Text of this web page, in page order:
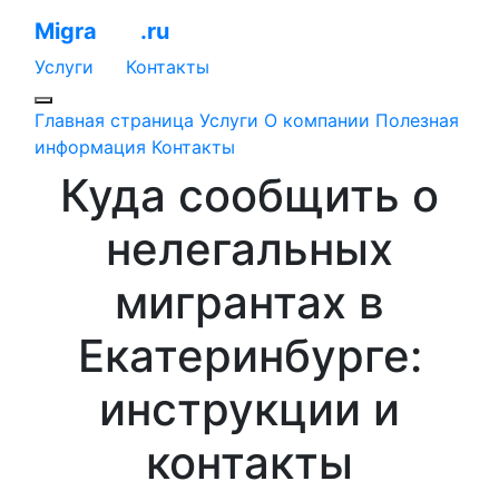
Migra .ru
Услуги Контакты
Главная страница Услуги О компании Полезная
информация Контакты
Куда сообщить о
нелегальных
мигрантах в
Екатеринбурге:
инструкции и
контакты